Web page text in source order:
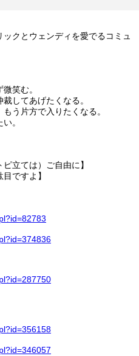
クとウェンディを愛でるコミュ
笑む。
してあげたくなる。
う片方で入りたくなる。
。
立ては）ご自由に】
ですよ】
=82783
=374836
=287750
=356158
=346057